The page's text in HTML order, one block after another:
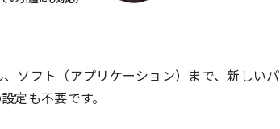
ソフト（アプリケーション）まで、新しいパ
定も不要です。